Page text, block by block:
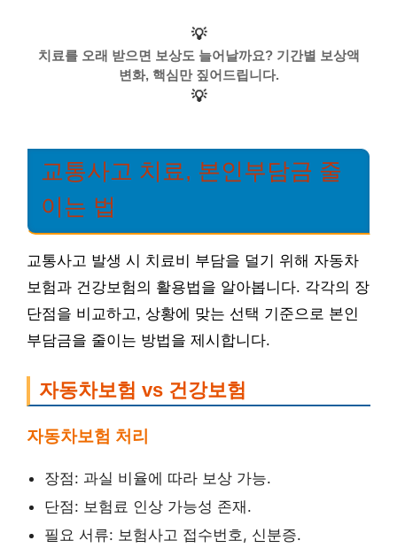
💡
치료를 오래 받으면 보상도 늘어날까요? 기간별 보상액
변화, 핵심만 짚어드립니다.
💡
교통사고 치료, 본인부담금 줄
이는 법
교통사고 발생 시 치료비 부담을 덜기 위해 자동차
보험과 건강보험의 활용법을 알아봅니다. 각각의 장
단점을 비교하고, 상황에 맞는 선택 기준으로 본인
부담금을 줄이는 방법을 제시합니다.
자동차보험 vs 건강보험
자동차보험 처리
장점: 과실 비율에 따라 보상 가능.
단점: 보험료 인상 가능성 존재.
필요 서류: 보험사고 접수번호, 신분증.